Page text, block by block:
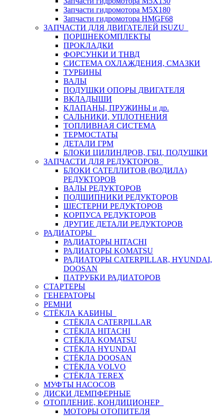
Запчасти гидромотора M5X180
Запчасти гидромотора HMGF68
ЗАПЧАСТИ ДЛЯ ДВИГАТЕЛЕЙ ISUZU
ПОРШНЕКОМПЛЕКТЫ
ПРОКЛАДКИ
ФОРСУНКИ И ТНВД
СИСТЕМА ОХЛАЖДЕНИЯ, СМАЗКИ
ТУРБИНЫ
ВАЛЫ
ПОДУШКИ ОПОРЫ ДВИГАТЕЛЯ
ВКЛАДЫШИ
КЛАПАНЫ, ПРУЖИНЫ и др.
САЛЬНИКИ, УПЛОТНЕНИЯ
ТОПЛИВНАЯ СИСТЕМА
ТЕРМОСТАТЫ
ДЕТАЛИ ГРМ
БЛОКИ ЦИЛИНДРОВ, ГБЦ, ПОДУШКИ
ЗАПЧАСТИ ДЛЯ РЕДУКТОРОВ
БЛОКИ САТЕЛЛИТОВ (ВОДИЛА)
РЕДУКТОРОВ
ВАЛЫ РЕДУКТОРОВ
ПОДШИПНИКИ РЕДУКТОРОВ
ШЕСТЕРНИ РЕДУКТОРОВ
КОРПУСА РЕДУКТОРОВ
ДРУГИЕ ДЕТАЛИ РЕДУКТОРОВ
РАДИАТОРЫ
РАДИАТОРЫ HITACHI
РАДИАТОРЫ KOMATSU
РАДИАТОРЫ CATERPILLAR, HYUNDAI,
DOOSAN
ПАТРУБКИ РАДИАТОРОВ
СТАРТЕРЫ
ГЕНЕРАТОРЫ
РЕМНИ
СТЁКЛА КАБИНЫ
СТЁКЛА CATERPILLAR
СТЁКЛА HITACHI
СТЁКЛА KOMATSU
СТЁКЛА HYUNDAI
СТЁКЛА DOOSAN
СТЁКЛА VOLVO
СТЁКЛА TEREX
МУФТЫ НАСОСОВ
ДИСКИ ДЕМПФЕРНЫЕ
ОТОПЛЕНИЕ, КОНДИЦИОНЕР
МОТОРЫ ОТОПИТЕЛЯ